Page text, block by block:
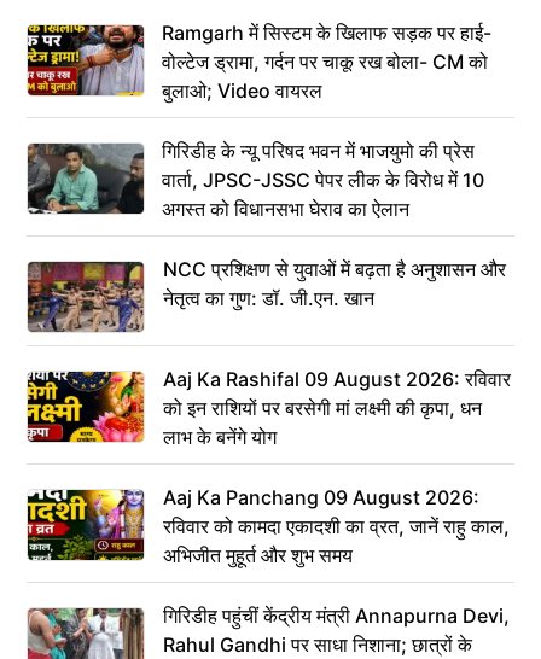
Ramgarh में सिस्टम के खिलाफ सड़क पर हाई-
वोल्टेज ड्रामा, गर्दन पर चाकू रख बोला- CM को
बुलाओ; Video वायरल
गिरिडीह के न्यू परिषद भवन में भाजयुमो की प्रेस
वार्ता, JPSC-JSSC पेपर लीक के विरोध में 10
अगस्त को विधानसभा घेराव का ऐलान
NCC प्रशिक्षण से युवाओं में बढ़ता है अनुशासन और
नेतृत्व का गुण: डॉ. जी.एन. खान
Aaj Ka Rashifal 09 August 2026: रविवार
को इन राशियों पर बरसेगी मां लक्ष्मी की कृपा, धन
लाभ के बनेंगे योग
Aaj Ka Panchang 09 August 2026:
रविवार को कामदा एकादशी का व्रत, जानें राहु काल,
अभिजीत मुहूर्त और शुभ समय
गिरिडीह पहुंचीं केंद्रीय मंत्री Annapurna Devi,
Rahul Gandhi पर साधा निशाना; छात्रों के